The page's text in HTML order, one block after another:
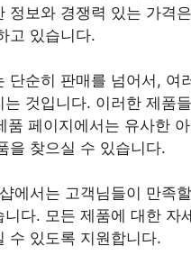
정보와 경쟁력 있는 가격
고 있습니다.
단순히 판매를 넘어서, 여
는 것입니다. 이러한 제품
품 페이지에서는 유사한
을 찾으실 수 있습니다.
에서는 고객님들이 만족
니다. 모든 제품에 대한 자
수 있도록 지원합니다.